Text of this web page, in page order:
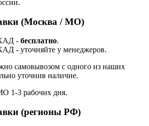
(Москва / МО)
- бесплатно.
- уточняйте у менеджеров.
самовывозом с одного из наших
уточнив наличие.
1-3 рабочих дня.
(регионы РФ)